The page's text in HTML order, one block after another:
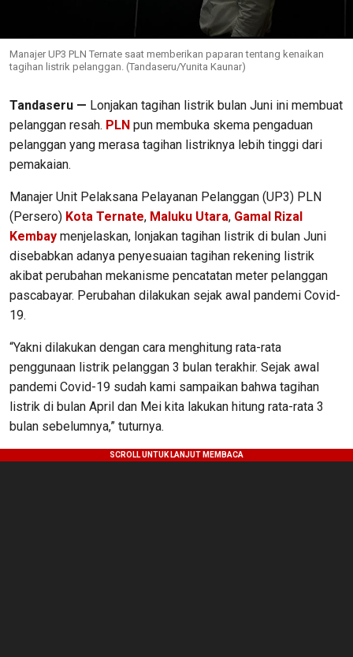
Manajer UP3 PLN Ternate saat memberikan paparan tentang kenaikan
tagihan listrik pelanggan. (Tandaseru/Yunita Kaunar)
Tandaseru — Lonjakan tagihan listrik bulan Juni ini membuat
pelanggan resah. PLN pun membuka skema pengaduan
pelanggan yang merasa tagihan listriknya lebih tinggi dari
pemakaian.
Manajer Unit Pelaksana Pelayanan Pelanggan (UP3) PLN
(Persero) Kota Ternate, Maluku Utara, Gamal Rizal
Kembay menjelaskan, lonjakan tagihan listrik di bulan Juni
disebabkan adanya penyesuaian tagihan rekening listrik
akibat perubahan mekanisme pencatatan meter pelanggan
pascabayar. Perubahan dilakukan sejak awal pandemi Covid-
19.
“Yakni dilakukan dengan cara menghitung rata-rata
penggunaan listrik pelanggan 3 bulan terakhir. Sejak awal
pandemi Covid-19 sudah kami sampaikan bahwa tagihan
listrik di bulan April dan Mei kita lakukan hitung rata-rata 3
bulan sebelumnya,” tuturnya.